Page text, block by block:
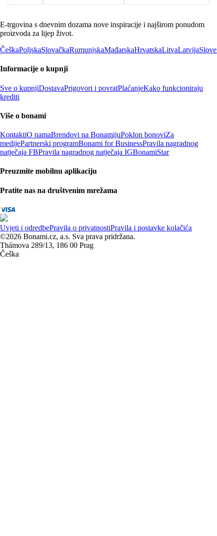
E-trgovina s dnevnim dozama nove inspiracije i najširom ponudom
proizvoda za lijep život.
ČeškaPoljskaSlovačkaRumunjskaMađarskaHrvatskaLitvaLatvija
Informacije o kupnji
Sve o kupnjiDostavaPrigovori i povratPlaćanjeKako funkcioniraju
krediti
Više o bonami
KontaktiO namaBrendovi na BonamijuPoklon bonoviZa
medijePartnerski programBonami for BusinessPravila nagradnog
natječaja FBPravila nagradnog natječaja IGBonamiStar
Preuzmite mobilnu aplikaciju
Pratite nas na društvenim mrežama
Uvjeti i odredbePravila o privatnostiPravila i postavke kolačića
©2026 Bonami.cz, a.s. Sva prava pridržana.
Thámova 289/13, 186 00 Prag
Češka